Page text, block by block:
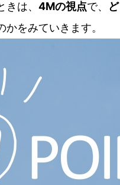
は、 4Mの視点で、
をみていきます。